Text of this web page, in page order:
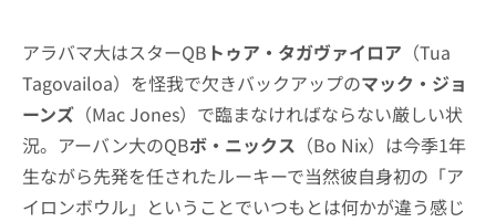
アラバマ大はスターQB トゥア・タガヴァイロア （Tua
Tagovailoa）を怪我で欠きバックアップのマック・ジョ
ーンズ （Mac Jones）で臨まなければならない厳しい状
況。アーバン大のQBボ・ニックス （Bo Nix）は今季1年
生ながら先発を任されたルーキーで当然彼自身初の「ア
イロンボウル」ということでいつもとは何かが違う感じ